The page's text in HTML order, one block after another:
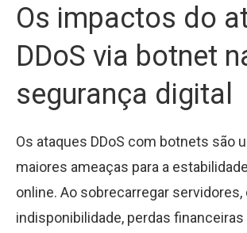
Os impactos do
DDoS via botnet
segurança digital
Os ataques DDoS com botnets são
maiores ameaças para a
online. Ao sobrecarregar servidores,
indisponibilidade, perdas financeiras